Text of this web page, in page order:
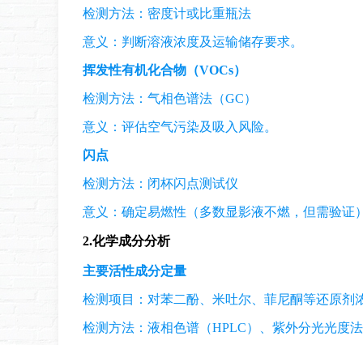
检测方法：密度计或比重瓶法
意义：判断溶液浓度及运输储存要求。
挥发性有机化合物（VOCs）
检测方法：气相色谱法（GC）
意义：评估空气污染及吸入风险。
闪点
检测方法：闭杯闪点测试仪
意义：确定易燃性（多数显影液不燃，但需验证
2.化学成分分析
主要活性成分定量
检测项目：对苯二酚、米吐尔、菲尼酮等还原剂
检测方法：液相色谱（HPLC）、紫外分光光度法